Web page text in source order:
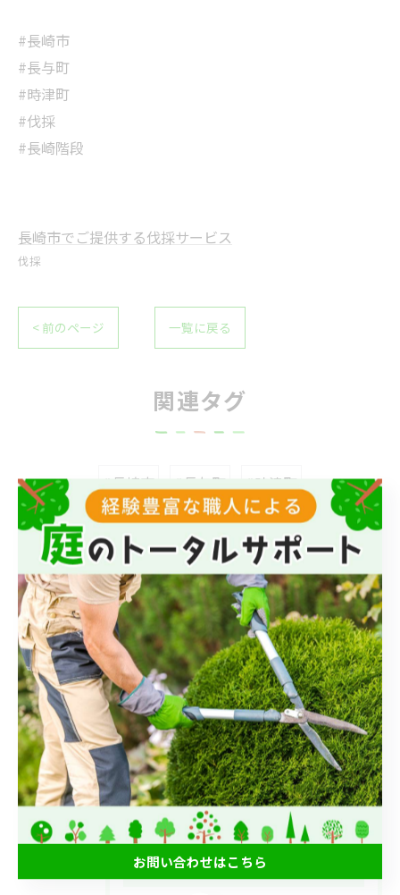
#長崎市
#長与町
#時津町
#伐採
#長崎階段
長崎市でご提供する伐採サービス
伐採
< 前のページ 一覧に戻る
関連タグ
#長崎市 #長与町 #時津町
カテゴリー Categories
全てのカテゴリー
伐採
伐根
草刈り
草むしり
庭じまい
最近の投稿 Recent Posts
お問い合わせはこちら